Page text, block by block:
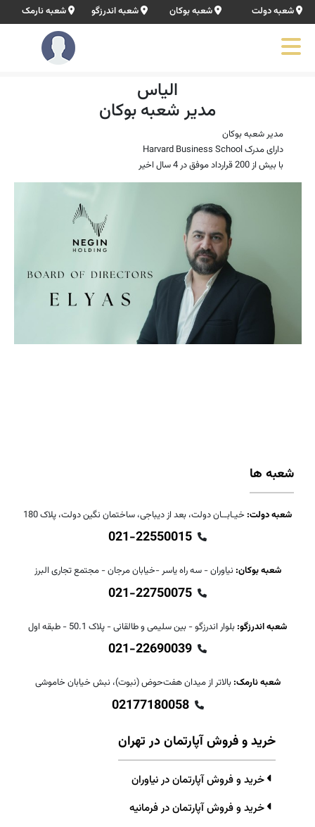
شعبه دولت شعبه بوکان شعبه اندرزگو شعبه نارمک
الیاس
مدیر شعبه بوکان
مدیر شعبه بوکان
دارای مدرک Harvard Business School
با بیش از 200 قرارداد موفق در 4 سال اخیر
شعبه ها
شعبه دولت: خیـابــان دولت، بعد از دیباجی، ساختمان نگین دولت، پلاک 180
021-22550015
شعبه بوکان: نیاوران - سه راه یاسر -خیابان مرجان - مجتمع تجاری البرز
021-22750075
شعبه اندرزگو: بلوار اندرزگو - بین سلیمی و طالقانی - پلاک 50.1 - طبقه اول
021-22690039
شعبه نارمک: بالاتر از میدان هفت‌حوض (نبوت)، نبش خیابان خاموشی
02177180058
خرید و فروش آپارتمان در تهران
خرید و فروش آپارتمان در نیاوران
خرید و فروش آپارتمان در فرمانیه